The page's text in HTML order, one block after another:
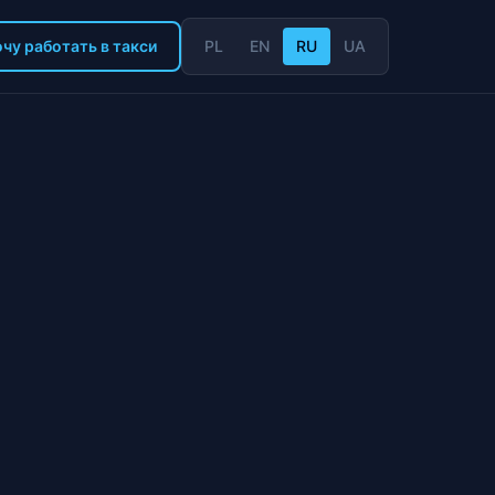
работать в такси PL EN RU UA